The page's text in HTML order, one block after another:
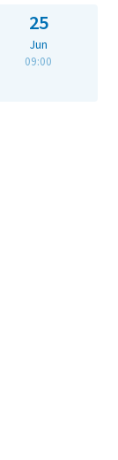
25
Jun
09:00